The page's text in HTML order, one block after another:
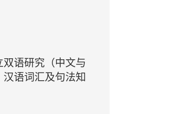
语研究（中文与
语词汇及句法知